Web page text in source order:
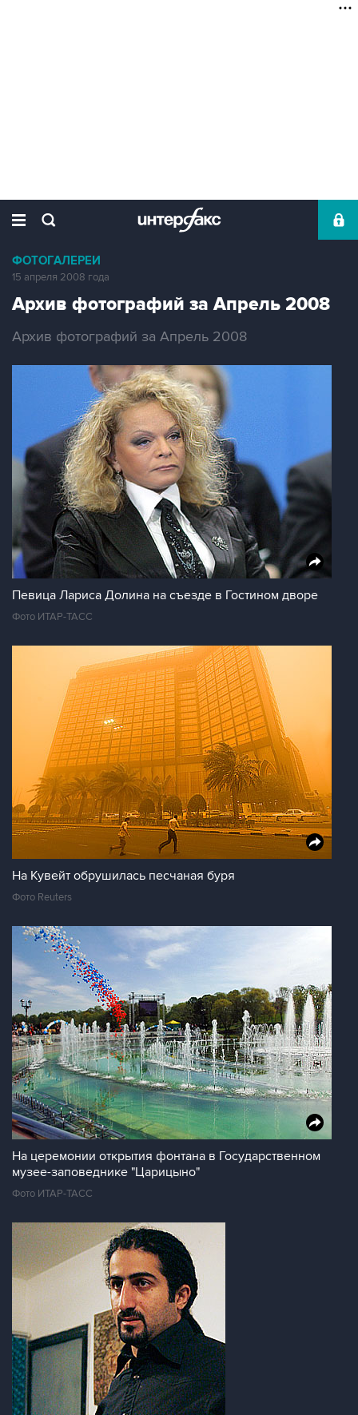
ФОТОГАЛЕРЕИ
15 апреля 2008 года
Архив фотографий за Апрель 2008
Архив фотографий за Апрель 2008
Певица Лариса Долина на съезде в Гостином дворе
Фото ИТАР-ТАСС
На Кувейт обрушилась песчаная буря
Фото Reuters
На церемонии открытия фонтана в Государственном
музее-заповеднике "Царицыно"
Фото ИТАР-ТАСС